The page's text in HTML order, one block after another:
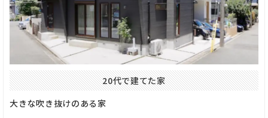
20代で建てた家
大きな吹き抜けのある家